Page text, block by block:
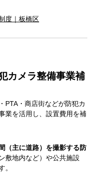
度｜板橋区
カメラ整備事業補
PTA・商店街などが防犯カ
業を活用し、設置費用を補
（主に道路）を撮影する防
敷地内など）や公共施設
。